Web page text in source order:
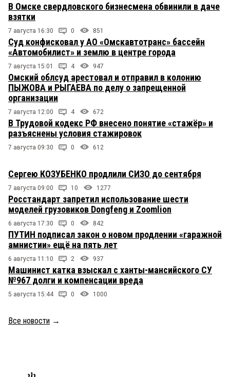
В Омске свердловского бизнесмена обвинили в даче
взятки
7 августа 16:30 0 851
Суд конфисковал у АО «Омскавтотранс» бассейн
«Автомобилист» и землю в центре города
7 августа 15:01 4 947
Омский облсуд арестовал и отправил в колонию
ПЫЖОВА и РЫГАЕВА по делу о запрещенной
организации
7 августа 12:00 4 672
В Трудовой кодекс РФ внесено понятие «стажёр» и
разъяснены условия стажировок
7 августа 09:30 0 612
Сергею КОЗУБЕНКО продлили СИЗО до сентября
7 августа 09:00 10 1277
Росстандарт запретил использование шести
моделей грузовиков Dongfeng и Zoomlion
6 августа 17:30 0 842
ПУТИН подписал закон о новом продлении «гаражной
амнистии» ещё на пять лет
6 августа 11:10 2 937
Машинист катка взыскал с ханты-мансийского СУ
№967 долги и компенсации вреда
5 августа 15:44 0 1000
Все новости →